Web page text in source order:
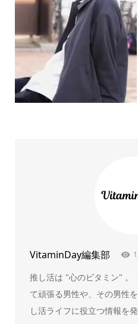
VitaminDay編集部
推し活は "心のビタミン" 。
て頑張る男性や、その男性
し活ライフに役立つ情報を